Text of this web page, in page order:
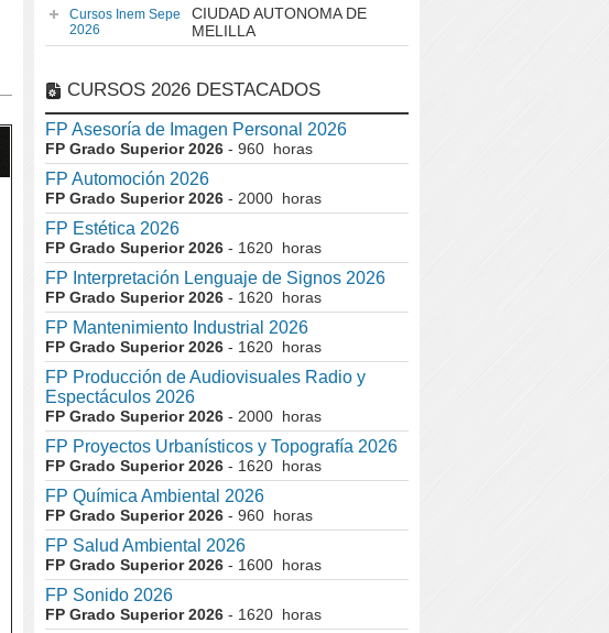
Cursos Inem Sepe
2026
CIUDAD AUTONOMA DE
MELILLA
CURSOS 2026 DESTACADOS
FP Asesoría de Imagen Personal 2026
FP Grado Superior 2026 - 960 horas
FP Automoción 2026
FP Grado Superior 2026 - 2000 horas
FP Estética 2026
FP Grado Superior 2026 - 1620 horas
FP Interpretación Lenguaje de Signos 2026
FP Grado Superior 2026 - 1620 horas
FP Mantenimiento Industrial 2026
FP Grado Superior 2026 - 1620 horas
FP Producción de Audiovisuales Radio y
Espectáculos 2026
FP Grado Superior 2026 - 2000 horas
FP Proyectos Urbanísticos y Topografía 2026
FP Grado Superior 2026 - 1620 horas
FP Química Ambiental 2026
FP Grado Superior 2026 - 960 horas
FP Salud Ambiental 2026
FP Grado Superior 2026 - 1600 horas
FP Sonido 2026
FP Grado Superior 2026 - 1620 horas